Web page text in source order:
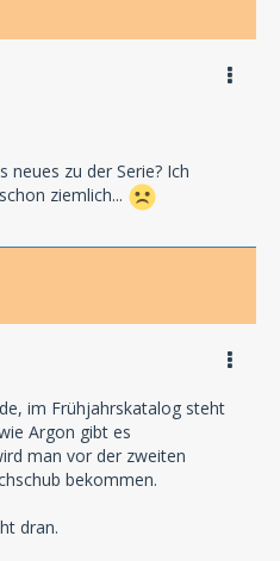
neues zu der Serie? Ich
ziemlich...
im Frühjahrskatalog steht
Argon gibt es
man vor der zweiten
bekommen.
dran.